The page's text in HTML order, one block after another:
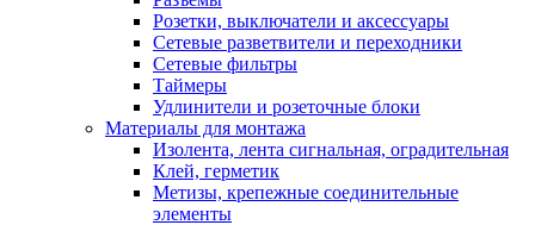
Розетки, выключатели и аксессуары
Сетевые разветвители и переходники
Сетевые фильтры
Таймеры
Удлинители и розеточные блоки
Материалы для монтажа
Изолента, лента сигнальная, оградительная
Клей, герметик
Метизы, крепежные соединительные
элементы